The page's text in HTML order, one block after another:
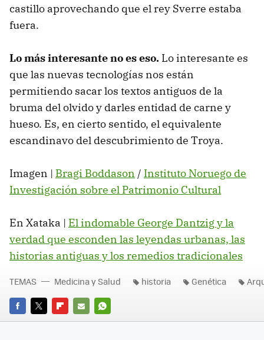
castillo aprovechando que el rey Sverre estaba
fuera.
Lo más interesante no es eso. Lo interesante es
que las nuevas tecnologías nos están
permitiendo sacar los textos antiguos de la
bruma del olvido y darles entidad de carne y
hueso. Es, en cierto sentido, el equivalente
escandinavo del descubrimiento de Troya.
Imagen | Bragi Boddason / Instituto Noruego de
Investigación sobre el Patrimonio Cultural
En Xataka | El indomable George Dantzig y la
verdad que esconden las leyendas urbanas, las
historias antiguas y los remedios tradicionales
FACEBOOK
TWITTERFLIPBOARD
E-
WHATSAPP
TEMAS Medicina y Salud historia Genética